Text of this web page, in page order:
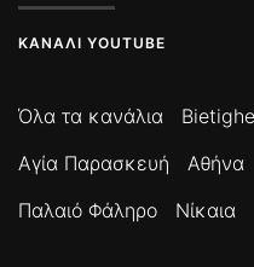
ΚΑΝΆΛΙ YOUTUBE
Όλα τα κανάλια
Αγία Παρασκευή
Αθήνα
Παλαιό Φάληρο
Νίκαια